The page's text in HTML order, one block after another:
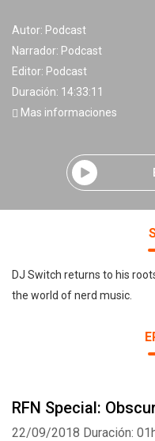
Autor: Podcast
Narrador: Podcast
Editor: Podcast
Duración: 14:33:11
Mas informaciones
DJ Switch returns to his
the world of nerd music.
RFN Special:
22/09/2018 Duración: